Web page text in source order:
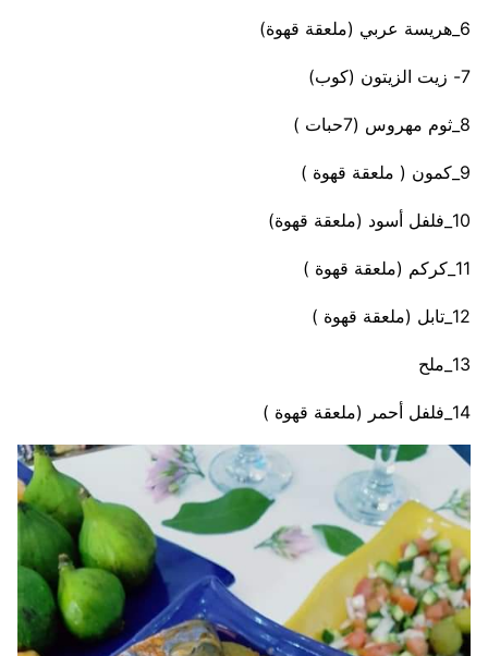
6_هريسة عربي (ملعقة قهوة)
7- زيت الزيتون (كوب)
8_ثوم مهروس (7حبات )
9_كمون ( ملعقة قهوة )
10_فلفل أسود (ملعقة قهوة)
11_كركم (ملعقة قهوة )
12_تابل (ملعقة قهوة )
13_ملح
14_فلفل أحمر (ملعقة قهوة )